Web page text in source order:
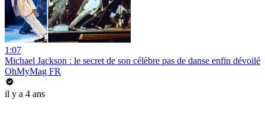
1:07
Michael Jackson : le secret de son célèbre pas de danse enfin dévoilé
OhMyMag FR
il y a 4 ans